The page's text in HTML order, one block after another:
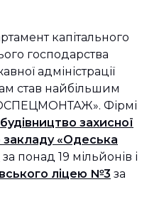
капітального
господарства
адміністрації
став найбільшим
Фірмі
будівництво захисної
«Одеська
за понад 19 мільйонів і
ліцею №3 за